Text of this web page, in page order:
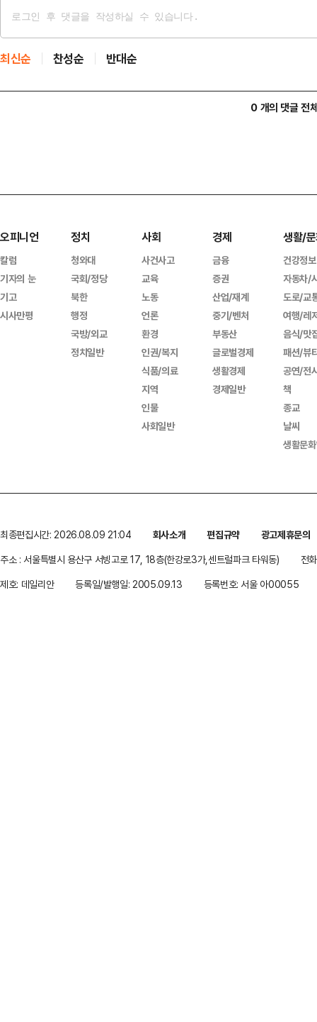
최신순 찬성순 반대순
0 개의 댓글 전
오피니언
칼럼
기자의 눈
기고
시사만평
정치
청와대
국회/정당
북한
행정
국방/외교
정치일반
사회
사건사고
교육
노동
언론
환경
인권/복지
식품/의료
지역
인물
사회일반
경제
금융
증권
산업/재계
중기/벤처
부동산
글로벌경제
생활경제
경제일반
생활/
건강정보
자동차/
도로/교
여행/레
음식/맛
패션/뷰
공연/전
책
종교
날씨
생활문
최종편집시간: 2026.08.09 21:04 회사소개 편집규약
광고제휴문의
주소 : 서울특별시 용산구 서빙고로 17, 18층(한강로3가,센트럴파크 타워동)
전
제호: 데일리안
등록일/발행일: 2005.09.13 등록번호: 서울 아00055